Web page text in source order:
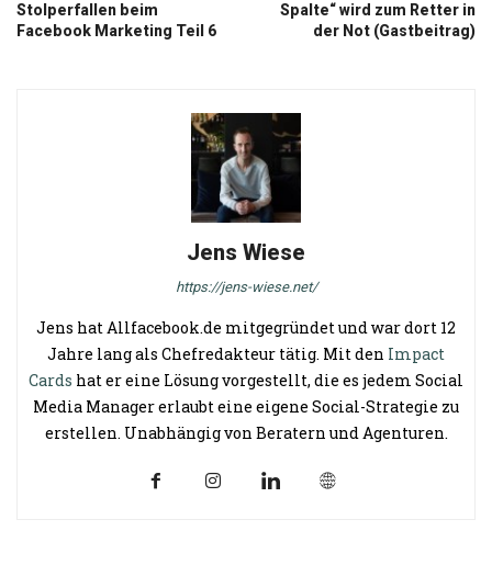
Stolperfallen beim
Facebook Marketing Teil 6
Spalte“ wird zum Retter in
der Not (Gastbeitrag)
Jens Wiese
https://jens-wiese.net/
Jens hat Allfacebook.de mitgegründet und war dort 12
Jahre lang als Chefredakteur tätig. Mit den Impact
Cards hat er eine Lösung vorgestellt, die es jedem Social
Media Manager erlaubt eine eigene Social-Strategie zu
erstellen. Unabhängig von Beratern und Agenturen.